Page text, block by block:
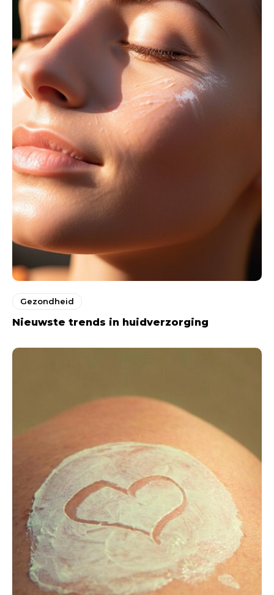
Gezondheid
Nieuwste trends in huidverzorging